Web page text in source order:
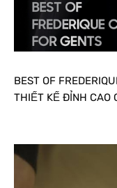
BEST OF
THIẾT KẾ ĐỈNH CAO